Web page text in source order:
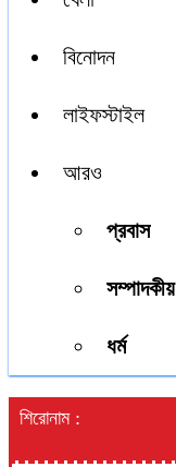
বিনোদন
লাইফস্টাইল
আরও
প্রবাস
সম্পাদকীয়
ধর্ম
শিরোনাম :